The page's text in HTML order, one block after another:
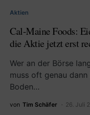
Aktien
Cal-Maine Foods:
die Aktie jetzt erst
Wer an der Börse
muss oft genau
Boden…
von Tim Schäfer 26. Juli